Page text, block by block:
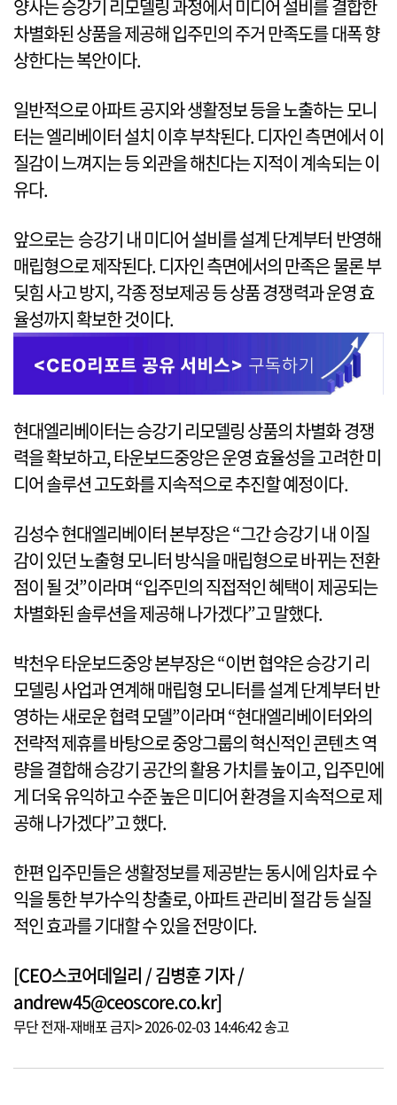
양사는 승강기 리모델링 과정에서 미디어 설비를 결합한
차별화된 상품을 제공해 입주민의 주거 만족도를 대폭 향
상한다는 복안이다.
일반적으로 아파트 공지와 생활정보 등을 노출하는 모니
터는 엘리베이터 설치 이후 부착된다. 디자인 측면에서 이
질감이 느껴지는 등 외관을 해친다는 지적이 계속되는 이
유다.
앞으로는 승강기 내 미디어 설비를 설계 단계부터 반영해
매립형으로 제작된다. 디자인 측면에서의 만족은 물론 부
딪힘 사고 방지, 각종 정보제공 등 상품 경쟁력과 운영 효
율성까지 확보한 것이다.
현대엘리베이터는 승강기 리모델링 상품의 차별화 경쟁
력을 확보하고, 타운보드중앙은 운영 효율성을 고려한 미
디어 솔루션 고도화를 지속적으로 추진할 예정이다.
김성수 현대엘리베이터 본부장은 “그간 승강기 내 이질
감이 있던 노출형 모니터 방식을 매립형으로 바뀌는 전환
점이 될 것”이라며 “입주민의 직접적인 혜택이 제공되는
차별화된 솔루션을 제공해 나가겠다”고 말했다.
박천우 타운보드중앙 본부장은 “이번 협약은 승강기 리
모델링 사업과 연계해 매립형 모니터를 설계 단계부터 반
영하는 새로운 협력 모델”이라며 “현대엘리베이터와의
전략적 제휴를 바탕으로 중앙그룹의 혁신적인 콘텐츠 역
량을 결합해 승강기 공간의 활용 가치를 높이고, 입주민에
게 더욱 유익하고 수준 높은 미디어 환경을 지속적으로 제
공해 나가겠다”고 했다.
한편 입주민들은 생활정보를 제공받는 동시에 임차료 수
익을 통한 부가수익 창출로, 아파트 관리비 절감 등 실질
적인 효과를 기대할 수 있을 전망이다.
[CEO스코어데일리 / 김병훈 기자 /
andrew45@ceoscore.co.kr]
무단 전재-재배포 금지> 2026-02-03 14:46:42 송고